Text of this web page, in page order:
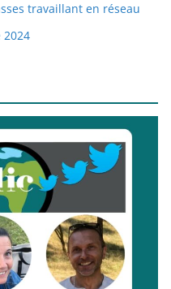
travaillant en réseau
2024